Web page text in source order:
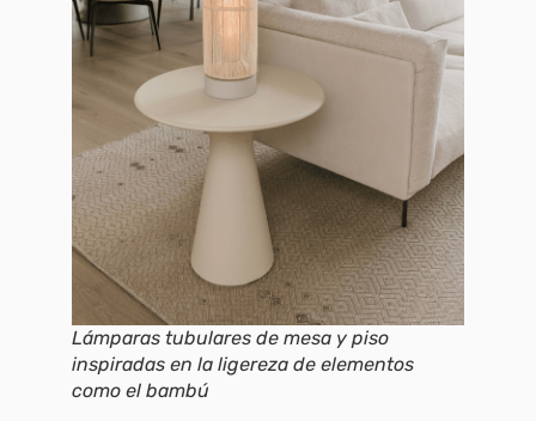
Lámparas tubulares de mesa y piso
inspiradas en la ligereza de elementos
como el bambú